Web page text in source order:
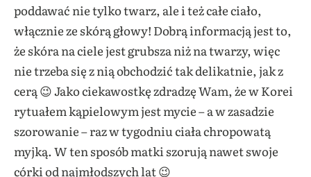
poddawać nie tylko twarz, ale i też całe ciało,
włącznie ze skórą głowy! Dobrą informacją jest to,
że skóra na ciele jest grubsza niż na twarzy, więc
nie trzeba się z nią obchodzić tak delikatnie, jak z
cerą 😉 Jako ciekawostkę zdradzę Wam, że w Korei
rytuałem kąpielowym jest mycie – a w zasadzie
szorowanie – raz w tygodniu ciała chropowatą
myjką. W ten sposób matki szorują nawet swoje
córki od najmłodszych lat 😉